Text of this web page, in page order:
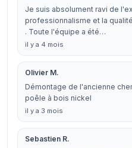
Je suis absolument ravi de
professionnalisme et la
. Toute l'équipe a été…
il y a 4 mois
Olivier M.
Démontage de l'ancienne
poêle à bois nickel
il y a 3 mois
Sebastien R.